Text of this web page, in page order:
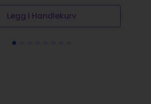
Legg I Handlekurv